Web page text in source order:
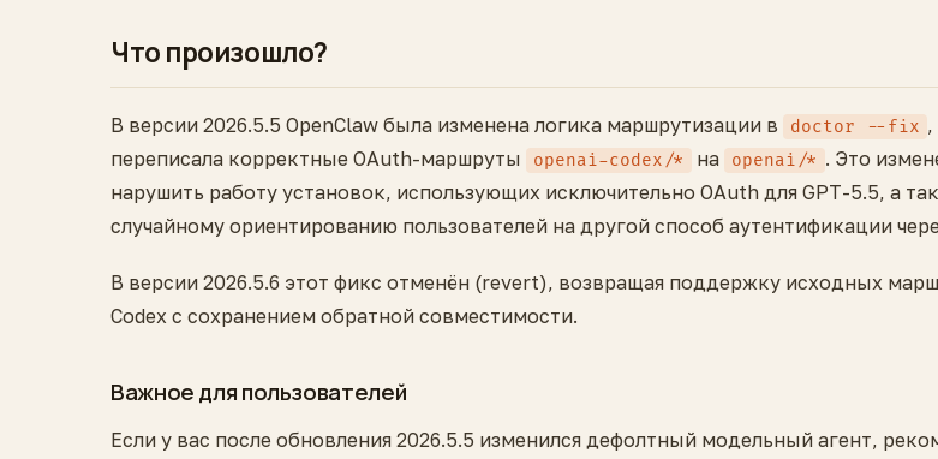
Что произошло?
В версии 2026.5.5 OpenClaw была изменена логика маршрутизации в doctor --fix ,
переписала корректные OAuth-маршруты
openai-codex/* на openai/* . Это
нарушить работу установок, использующих исключительно OAuth для GPT-5.5, а
случайному ориентированию пользователей на другой способ аутентификации
В версии 2026.5.6 этот фикc отменён (revert), возвращая поддержку исходных
Codex с сохранением обратной совместимости.
Важное для пользователей
Если у вас после обновления 2026.5.5 изменился дефолтный модельный агент,